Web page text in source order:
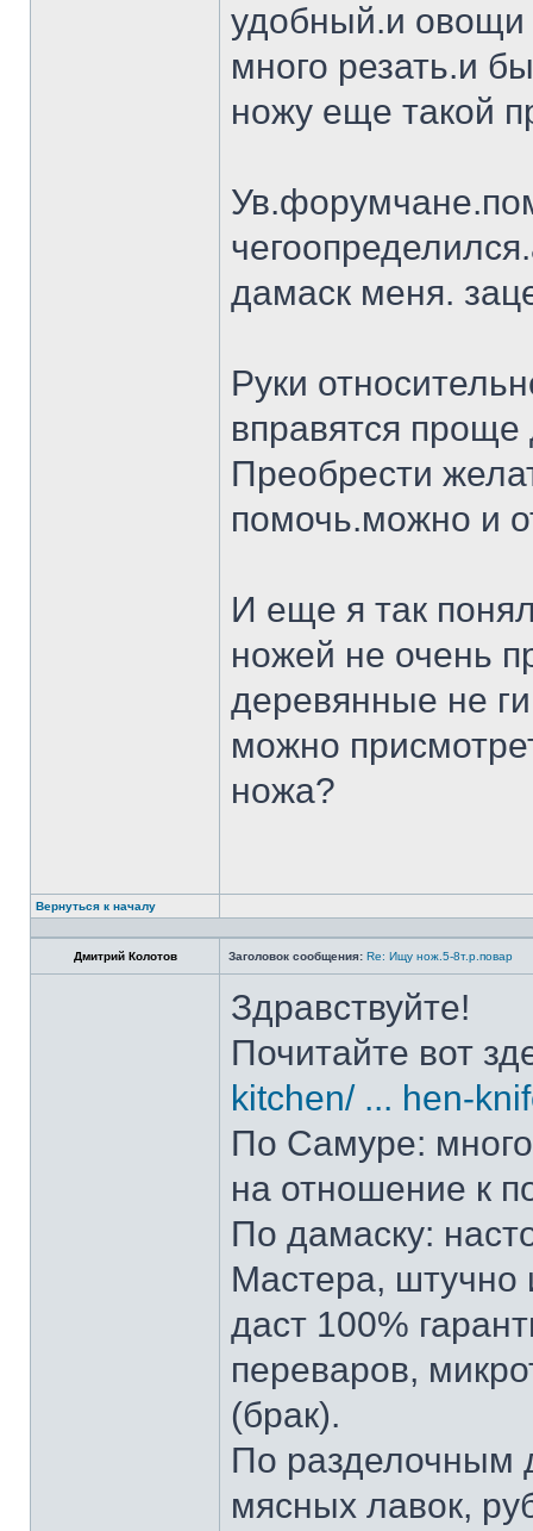
удобный.и овощи
много резать.и
ножу еще такой
дамаск меня.
Руки
вправятся
Преобрести
помочь.можно и
И еще я так
ножей не очень
деревянные не
можно
ножа?
Вернуться к началу
Дмитрий Колотов Заголовок сообщения: Re: Ищу нож.5-8т.р.повар
Здравствуйте!
Почитайте вот
kitchen/ ... hen-
По Самуре: много
на отношение к
По дамаску:
Мастера, штучно
даст 100%
переваров,
(брак).
По разделочным
мясных лавок,